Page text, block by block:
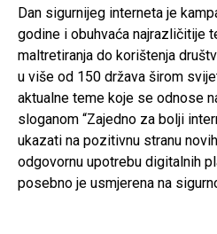
Dan sigurnijeg interneta je
godine i obuhvaća najrazličitije
maltretiranja do korištenja
u više od 150 država širom
aktualne teme koje se odnose
sloganom “Zajedno za bolji
ukazati na pozitivnu stranu
odgovornu upotrebu digitalnih
posebno je usmjerena na